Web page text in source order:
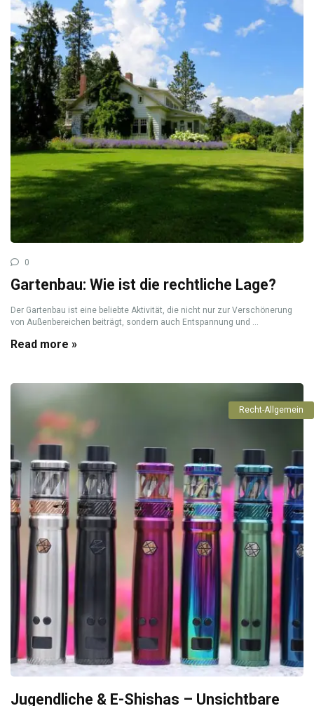
0
Gartenbau: Wie ist die rechtliche Lage?
Der Gartenbau ist eine beliebte Aktivität, die nicht nur zur Verschönerung
von Außenbereichen beiträgt, sondern auch Entspannung und ...
Read more »
Recht-Allgemein
Jugendliche & E-Shishas – Unsichtbare